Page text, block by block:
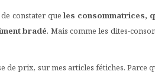
constater que les consommatrices,
bradé. Mais comme les dites-
de prix, sur mes articles fétiches. Parce